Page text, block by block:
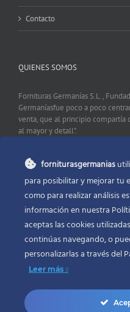
Contacto
QUIENES SOMOS
Fornituras Germanías S.L.,
Germaníasfue poco a poco
venta, que al principio compartía
al mayor y detall".
CONTACTO
Fornituras Germanías, Calle
Phone:96 341 53 35
Email:
forniturasgermanias
para posibilitar y mejorar tu
como para realizar análisis
información en nuestra
aceptas las cookies
continúas navegando, o
personalizarlas a través del
Leer más